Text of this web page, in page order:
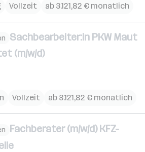
Vollzeit ab 3.121,82 € monatlich
Sachbearbeiter:in PKW Maut
(m/w/d)
Vollzeit ab 3.121,82 € monatlich
Fachberater (m/w/d) KFZ-